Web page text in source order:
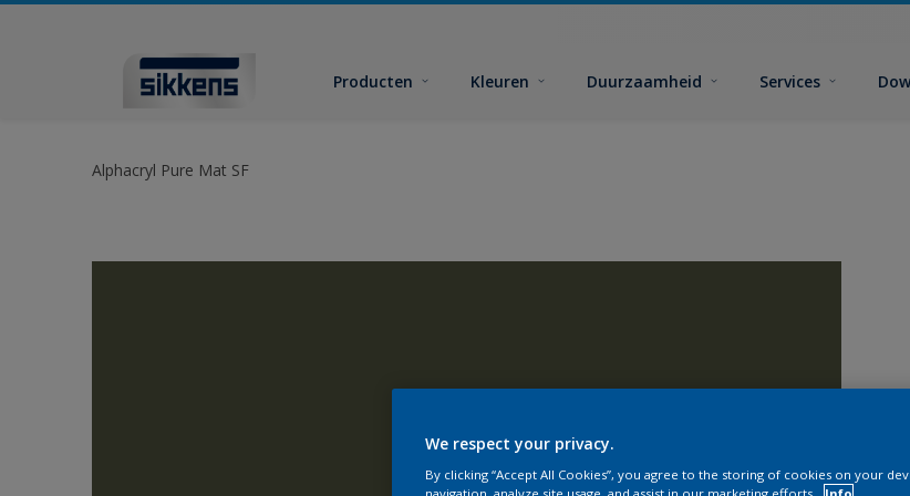
Producten Kleuren Duurzaamheid Services
Alphacryl Pure Mat SF
We respect your privacy.
By clicking “Accept All Cookies”, you agree to the storing of cookies on your